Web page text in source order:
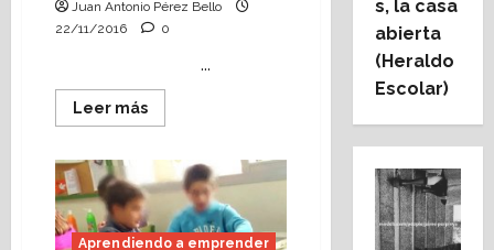
Juan Antonio Pérez Bello
22/11/2016
0
...
Leer másLeer
más
Aprendiendo
a
emprender.
Mercadillo
de
cooperativas
Aprendiendo a emprender
s, la casa
abierta
(Heraldo
Escolar)